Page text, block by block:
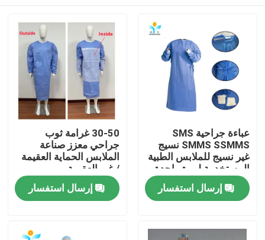
مسكن
عباءة جراحية SMS
SMMS SSMMS نسيج
غير نسيج للملابس الطبية
المستخدمة لمرة واحدة
إرسال استفسار
30-50 غرامة ثوب
جراحي معزز صناعة
الملابس الحماية العقيمة
/ غير العقيمة
إرسال استفسار